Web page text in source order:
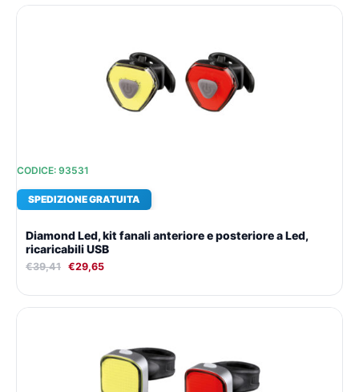
CODICE: 93531
SPEDIZIONE GRATUITA
Diamond Led, kit fanali anteriore e posteriore a Led,
ricaricabili USB
€39,41 €29,65
€29,65.
€37,70.
è:
€28,47.